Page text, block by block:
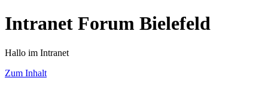
Intranet Forum Bielefeld
Hallo im Intranet
Zum Inhalt